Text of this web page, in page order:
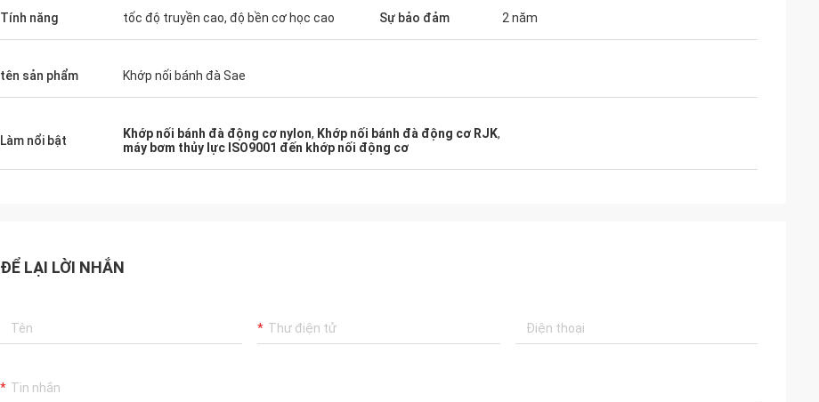
Tính năng tốc độ truyền cao, độ bền cơ học cao Sự bảo đảm 2 năm
tên sản phẩm Khớp nối bánh đà Sae
Làm nổi bật Khớp nối bánh đà động cơ nylon, Khớp nối bánh đà động cơ RJK,
máy bơm thủy lực ISO9001 đến khớp nối động cơ
ĐỂ LẠI LỜI NHẮN